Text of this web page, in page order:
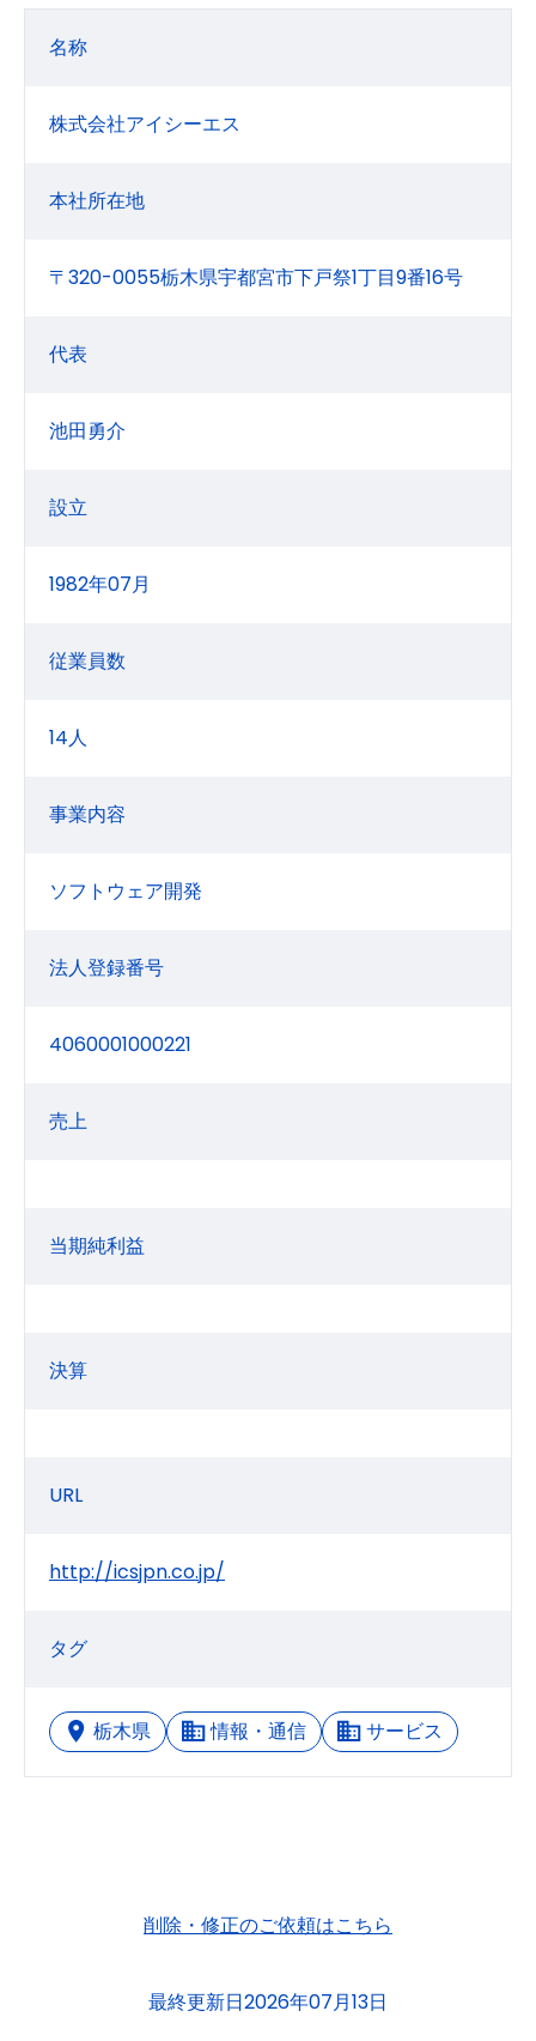
名称
株式会社アイシーエス
本社所在地
〒320-0055栃木県宇都宮市下戸祭1丁目9番16号
代表
池田勇介
設立
1982年07月
従業員数
14人
事業内容
ソフトウェア開発
法人登録番号
4060001000221
売上
当期純利益
決算
URL
http://icsjpn.co.jp/
タグ
栃木県 情報・通信 サービス
削除・修正のご依頼はこちら
最終更新日2026年07月13日